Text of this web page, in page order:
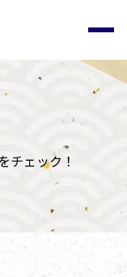
チェック！